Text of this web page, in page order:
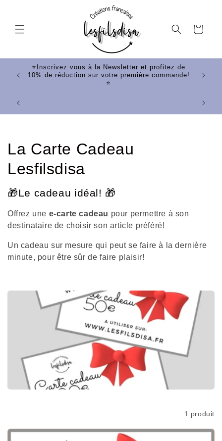
contenu
Panier
⭐Inscrivez vous à la Newsletter et profitez de
10% de réduction sur votre première commande!
⭐
C
o
l
l
e
c
i
La Carte Cadeau
Lesfilsdisa
🎁Le cadeau idéal! 🎁
Offrez une e-carte cadeau pour permettre à son
destinataire de choisir son article préféré!
Un cadeau sur mesure qui peut se faire à la dernière
minute, pour être sûr de faire plaisir!
1 produit